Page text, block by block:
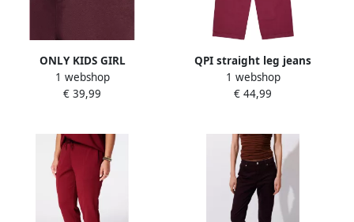
ONLY KIDS GIRL
KOGGIANNA baggy jeans
donkerrood
1 webshop
€ 39,99
QPI straight leg jeans
donkerrood
1 webshop
€ 44,99